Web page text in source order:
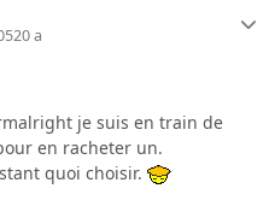
20 a
je suis en train de
en racheter un.
quoi choisir.